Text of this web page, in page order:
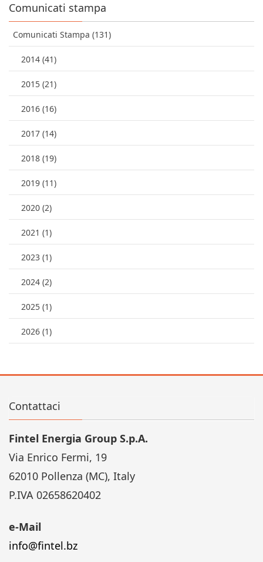
Comunicati stampa
Comunicati Stampa (131)
2014 (41)
2015 (21)
2016 (16)
2017 (14)
2018 (19)
2019 (11)
2020 (2)
2021 (1)
2023 (1)
2024 (2)
2025 (1)
2026 (1)
Contattaci
Fintel Energia Group S.p.A.
Via Enrico Fermi, 19
62010 Pollenza (MC), Italy
P.IVA 02658620402
e-Mail
info@fintel.bz